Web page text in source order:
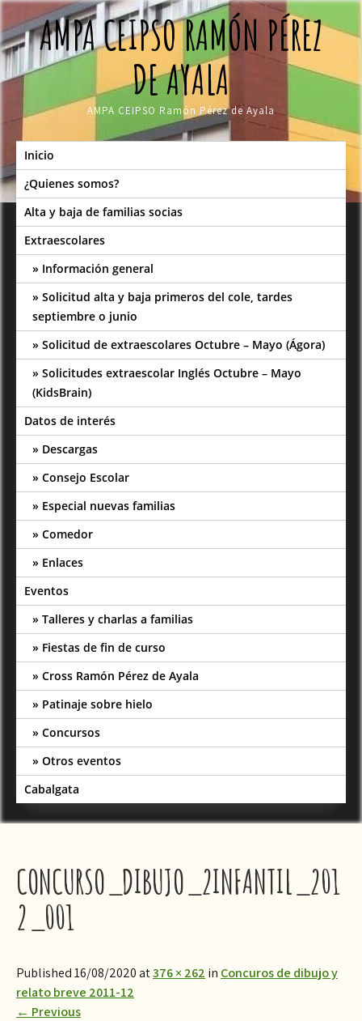
Skip
to
contentAMPA CEIPSO RAMÓN PÉREZ
DE AYALA
AMPA CEIPSO Ramón Pérez de Ayala
Inicio
¿Quienes somos?
Alta y baja de familias socias
Extraescolares
Información general
Solicitud alta y baja primeros del cole, tardes
septiembre o junio
Solicitud de extraescolares Octubre – Mayo (Ágora)
Solicitudes extraescolar Inglés Octubre – Mayo
(KidsBrain)
Datos de interés
Descargas
Consejo Escolar
Especial nuevas familias
Comedor
Enlaces
Eventos
Talleres y charlas a familias
Fiestas de fin de curso
Cross Ramón Pérez de Ayala
Patinaje sobre hielo
Concursos
Otros eventos
Cabalgata
CONCURSO_DIBUJO_2INFANTIL_201
2_001
Published 16/08/2020 at376 × 262 in Concuros de dibujo y
relato breve 2011-12
← Previous